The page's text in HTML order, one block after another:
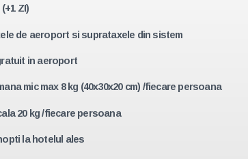
ZI)
de aeroport si suprataxele din sistem
in aeroport
mic max 8 kg (40x30x20 cm) /fiecare persoana
20 kg /fiecare persoana
la hotelul ales